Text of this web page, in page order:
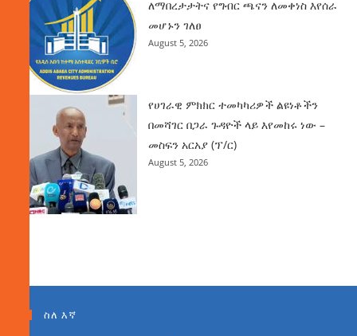
ለማበረታታትና የግብር ጫናን ለመቀነስ እየሰራ
መሆኑን ገለፀ
August 5, 2026
የሀገራዊ ምክክር ተመካካሪዎች ልዩነቶችን
በመሻገር በጋራ ጉዳዮች ላይ እየመከሩ ነው –
መስፍን አርአያ (ፕ/ር)
August 5, 2026
ስለ እኛ